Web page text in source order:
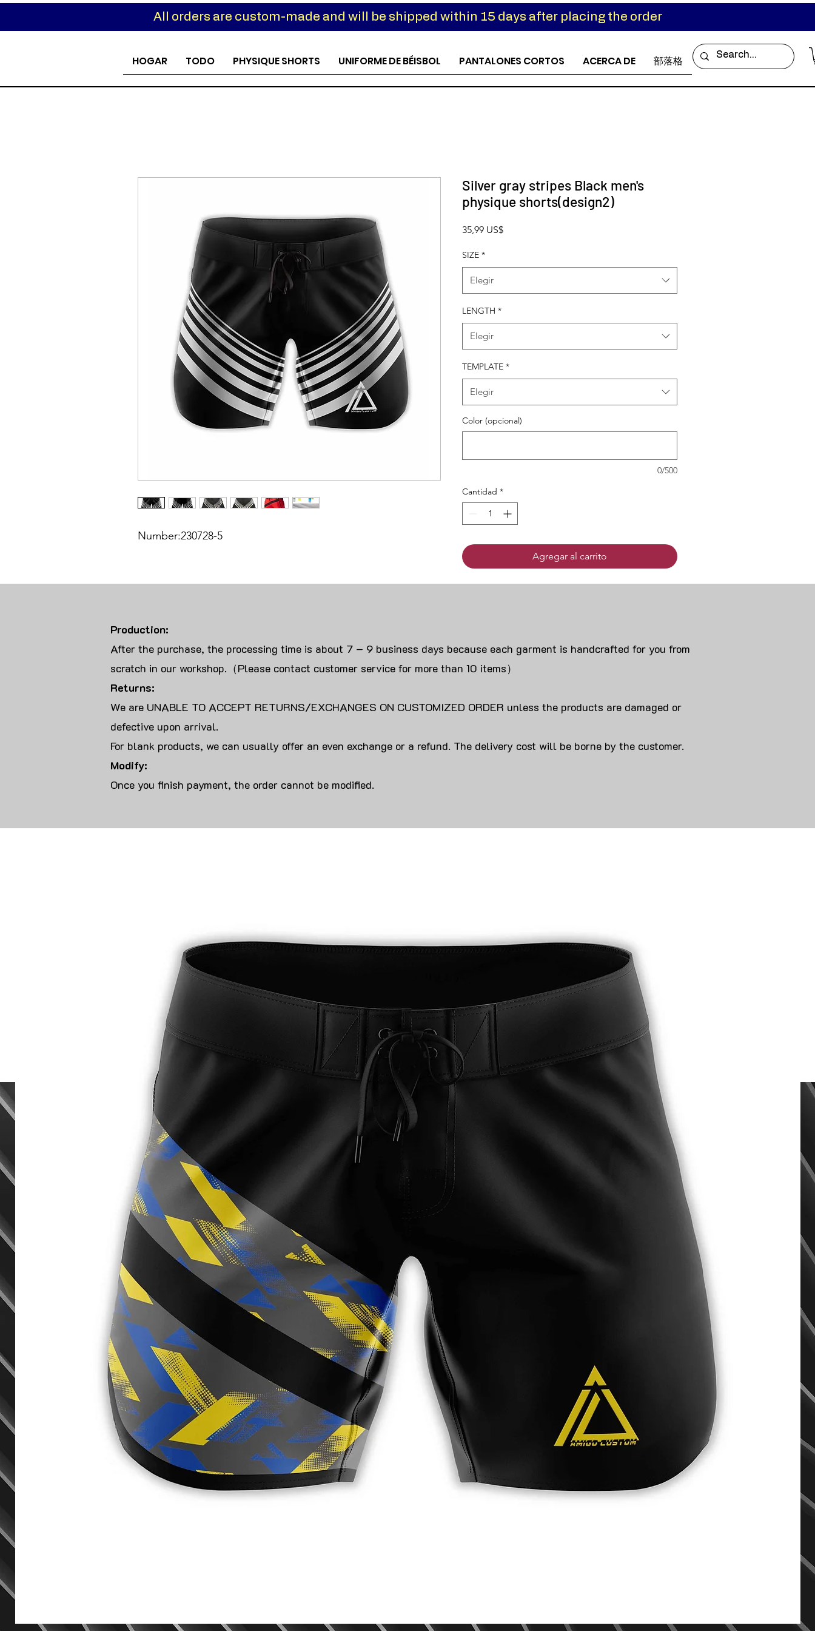
All orders are custom-made and will be shipped within 15 days after placing the order
HOGAR TODO PHYSIQUE SHORTS UNIFORME DE BÉISBOL PANTALONES CORTOS ACERCA DE 部落格
Number:230728-5
Silver gray stripes Black men's
physique shorts(design2)
35,99 US$Precio
SIZE *
Elegir
LENGTH *
Elegir
TEMPLATE *
Elegir
Color (opcional)
0/500
Cantidad *
Agregar al carrito
Production:
After the purchase, the processing time is about 7 – 9 business days because each garment is handcrafted for you from
scratch in our workshop.（Please contact customer service for more than 10 items）
Returns:
We are UNABLE TO ACCEPT RETURNS/EXCHANGES ON CUSTOMIZED ORDER unless the products are damaged or
defective upon arrival.
For blank products, we can usually offer an even exchange or a refund. The delivery cost will be borne by the customer.
Modify:
Once you finish payment, the order cannot be modified.